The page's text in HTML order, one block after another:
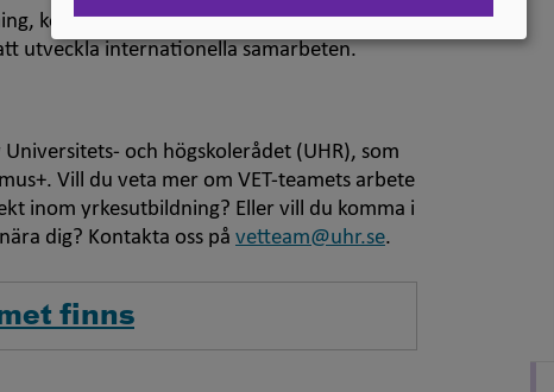
kompetensutveckling, kvalitetssäkring,
utveckla internationella samarbeten.
och högskolerådet (UHR), som
Vill du veta mer om VET-teamets arbete
inom yrkesutbildning? Eller vill du komma i
dig? Kontakta oss på vetteam@uhr.se.
finns